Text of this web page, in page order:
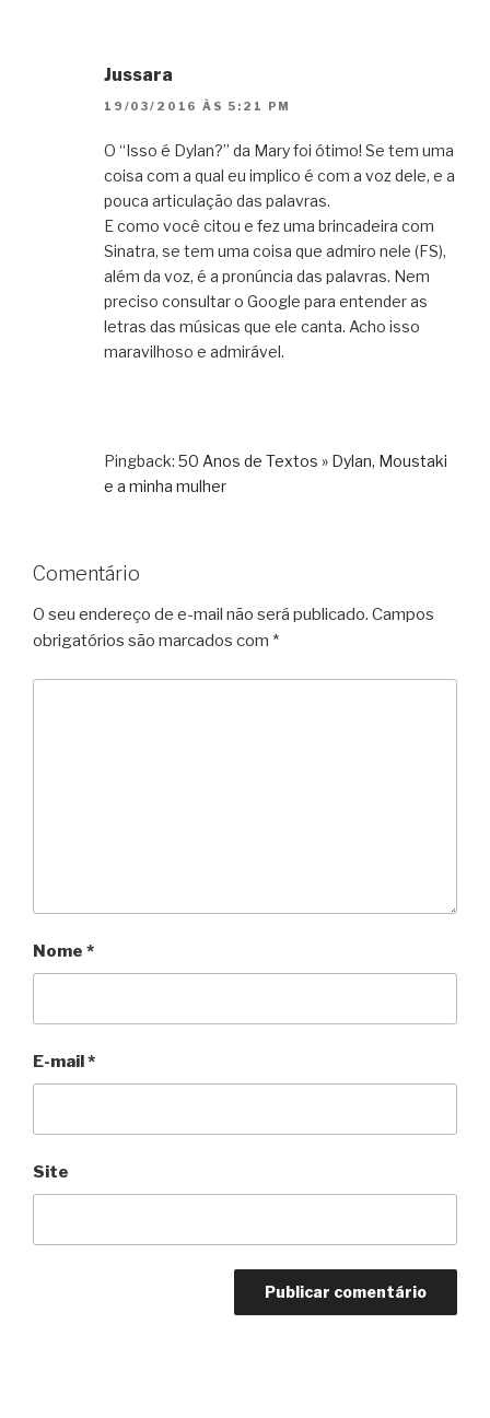
Jussara
19/03/2016 ÀS 5:21 PM
O “Isso é Dylan?” da Mary foi ótimo! Se tem uma
coisa com a qual eu implico é com a voz dele, e a
pouca articulação das palavras.
E como você citou e fez uma brincadeira com
Sinatra, se tem uma coisa que admiro nele (FS),
além da voz, é a pronúncia das palavras. Nem
preciso consultar o Google para entender as
letras das músicas que ele canta. Acho isso
maravilhoso e admirável.
Pingback: 50 Anos de Textos » Dylan, Moustaki
e a minha mulher
Comentário
O seu endereço de e-mail não será publicado. Campos
obrigatórios são marcados com *
Nome *
E-mail*
Site